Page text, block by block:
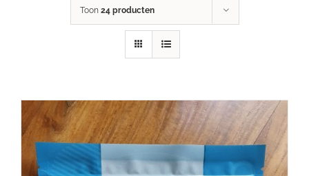
Toon 24 producten